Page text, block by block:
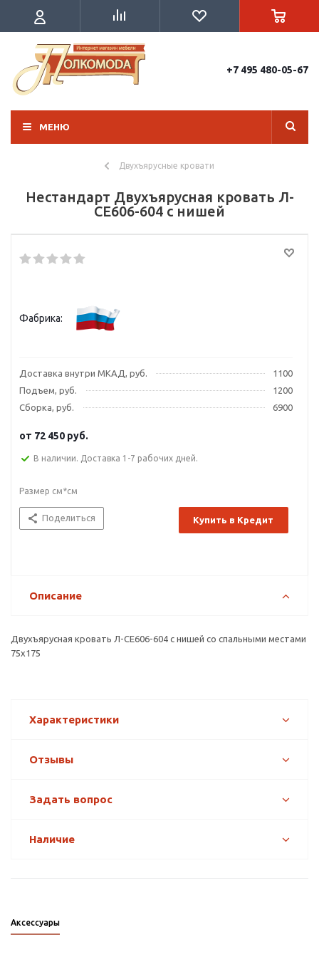
+7 495 480-05-67
МЕНЮ
Двухъярусные кровати
Нестандарт Двухъярусная кровать Л-
CE606-604 с нишей
Фабрика:
Доставка внутри МКАД, руб.
1100
Подъем, руб.
1200
Сборка, руб.
6900
от 72 450 руб.
В наличии. Доставка 1-7 рабочих дней.
Размер см*см
Поделиться Купить в Кредит
Описание
Двухъярусная кровать Л-CE606-604 с нишей со спальными местами
75х175
Характеристики
Отзывы
Задать вопрос
Наличие
Аксессуары